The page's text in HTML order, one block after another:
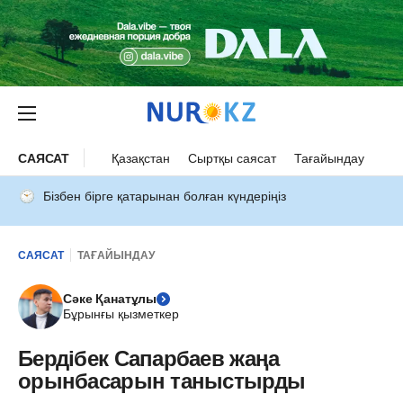
САЯСАТ Қазақстан Сыртқы саясат Тағайындау
Бізбен бірге қатарынан болған күндеріңіз
САЯСАТ ТАҒАЙЫНДАУ
Сәке Қанатұлы
Бұрынғы қызметкер
Бердібек Сапарбаев жаңа
орынбасарын таныстырды